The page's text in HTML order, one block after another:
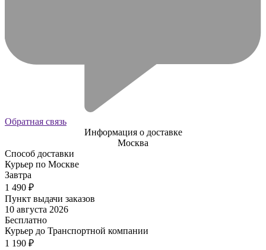
Обратная связь
Информация о доставке
Москва
Способ доставки
Курьер по Москве
Завтра
1 490 ₽
Пункт выдачи заказов
10 августа 2026
Бесплатно
Курьер до Транспортной компании
1 190 ₽